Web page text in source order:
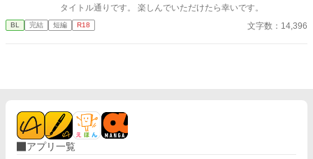
タイトル通りです。 楽しんでいただけたら幸いです。
BL 完結 短編 R18 文字数：14,396
アプリ一覧